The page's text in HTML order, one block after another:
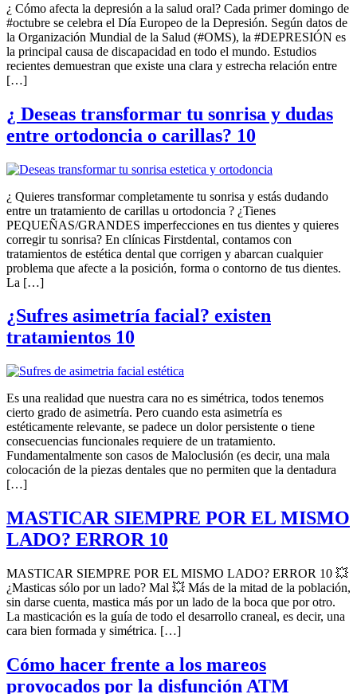
¿ Cómo afecta la depresión a la salud oral? Cada primer domingo de
#octubre se celebra el Día Europeo de la Depresión. Según datos de
la Organización Mundial de la Salud (#OMS), la #DEPRESIÓN es
la principal causa de discapacidad en todo el mundo. Estudios
recientes demuestran que existe una clara y estrecha relación entre
[…]
¿ Deseas transformar tu sonrisa y dudas
entre ortodoncia o carillas? 10
¿ Quieres transformar completamente tu sonrisa y estás dudando
entre un tratamiento de carillas u ortodoncia ? ¿Tienes
PEQUEÑAS/GRANDES imperfecciones en tus dientes y quieres
corregir tu sonrisa? En clínicas Firstdental, contamos con
tratamientos de estética dental que corrigen y abarcan cualquier
problema que afecte a la posición, forma o contorno de tus dientes.
La […]
¿Sufres asimetría facial? existen
tratamientos 10
Es una realidad que nuestra cara no es simétrica, todos tenemos
cierto grado de asimetría. Pero cuando esta asimetría es
estéticamente relevante, se padece un dolor persistente o tiene
consecuencias funcionales requiere de un tratamiento.
Fundamentalmente son casos de Maloclusión (es decir, una mala
colocación de la piezas dentales que no permiten que la dentadura
[…]
MASTICAR SIEMPRE POR EL MISMO
LADO? ERROR 10
MASTICAR SIEMPRE POR EL MISMO LADO? ERROR 10 💥
¿Masticas sólo por un lado? Mal 💥 Más de la mitad de la población,
sin darse cuenta, mastica más por un lado de la boca que por otro.
La masticación es la guía de todo el desarrollo craneal, es decir, una
cara bien formada y simétrica. […]
Cómo hacer frente a los mareos
provocados por la disfunción ATM